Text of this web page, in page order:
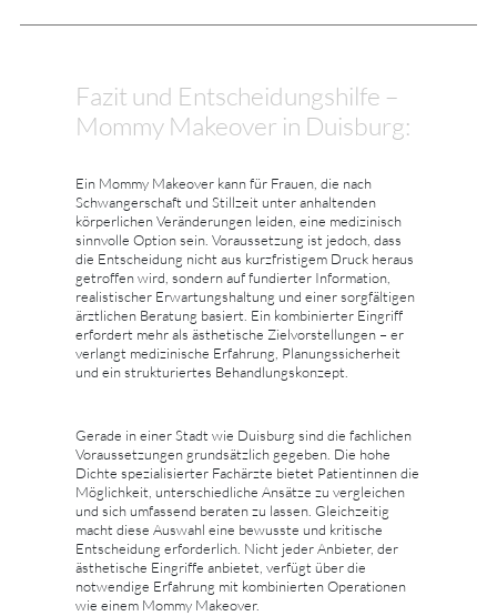
Fazit und Entscheidungshilfe –
Mommy Makeover in Duisburg:
Ein Mommy Makeover kann für Frauen, die nach
Schwangerschaft und Stillzeit unter anhaltenden
körperlichen Veränderungen leiden, eine medizinisch
sinnvolle Option sein. Voraussetzung ist jedoch, dass
die Entscheidung nicht aus kurzfristigem Druck heraus
getroffen wird, sondern auf fundierter Information,
realistischer Erwartungshaltung und einer sorgfältigen
ärztlichen Beratung basiert. Ein kombinierter Eingriff
erfordert mehr als ästhetische Zielvorstellungen – er
verlangt medizinische Erfahrung, Planungssicherheit
und ein strukturiertes Behandlungskonzept.
Gerade in einer Stadt wie Duisburg sind die fachlichen
Voraussetzungen grundsätzlich gegeben. Die hohe
Dichte spezialisierter Fachärzte bietet Patientinnen die
Möglichkeit, unterschiedliche Ansätze zu vergleichen
und sich umfassend beraten zu lassen. Gleichzeitig
macht diese Auswahl eine bewusste und kritische
Entscheidung erforderlich. Nicht jeder Anbieter, der
ästhetische Eingriffe anbietet, verfügt über die
notwendige Erfahrung mit kombinierten Operationen
wie einem Mommy Makeover.